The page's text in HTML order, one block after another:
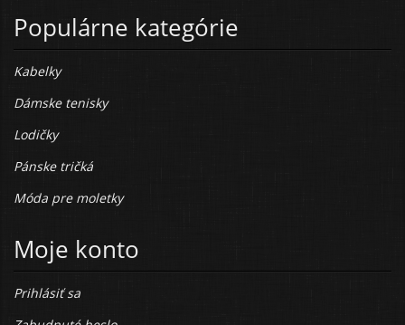
Populárne kategórie
Kabelky
Dámske tenisky
Lodičky
Pánske tričká
Móda pre moletky
Moje konto
Prihlásiť sa